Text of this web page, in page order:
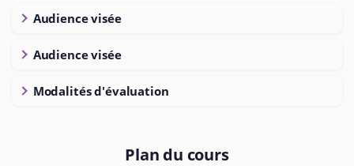
Audience visée
Audience visée
Modalités d'évaluation
Plan du cours